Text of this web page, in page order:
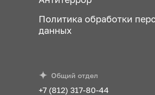
Политика обработки
данных
Общий отдел
+7 (812) 317-80-44